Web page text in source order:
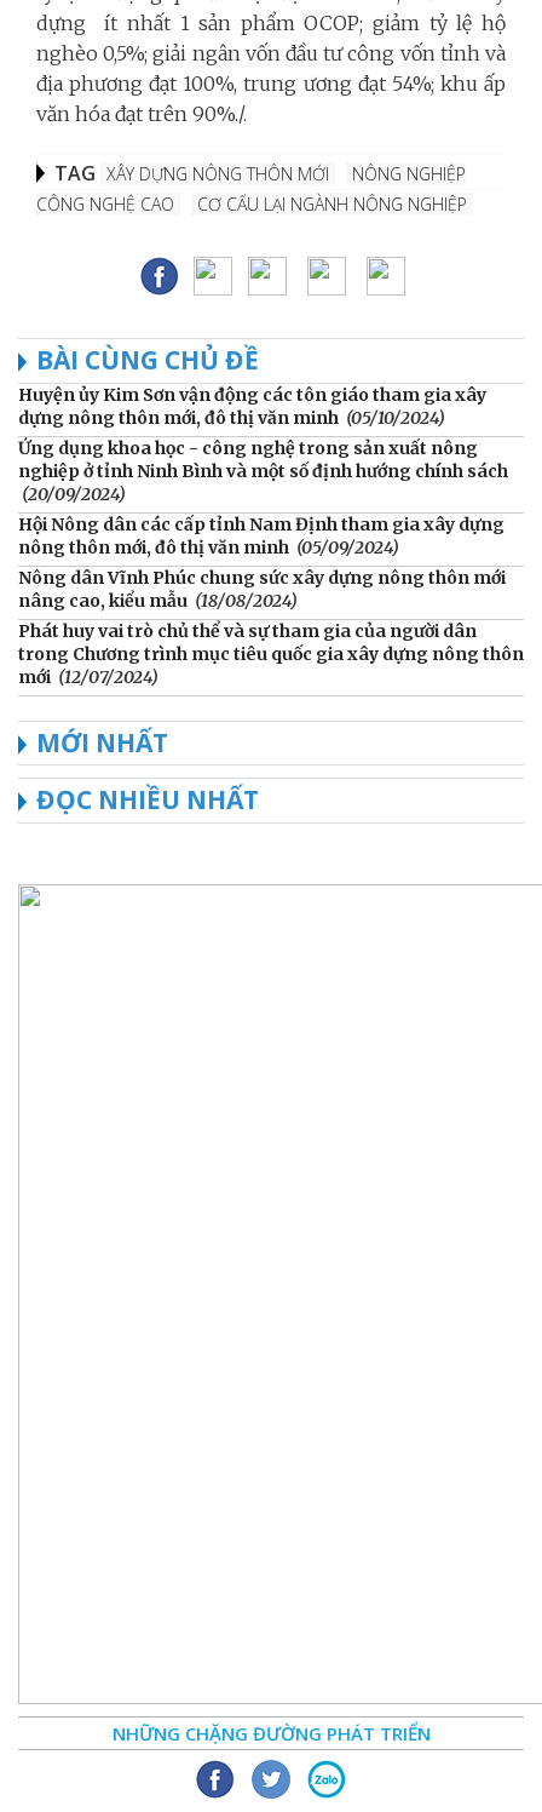
dựng ít nhất 1 sản phẩm OCOP; giảm tỷ lệ hộ
nghèo 0,5%; giải ngân vốn đầu tư công vốn tỉnh và
địa phương đạt 100%, trung ương đạt 54%; khu ấp
văn hóa đạt trên 90%./.
TAG XÂY DỰNG NÔNG THÔN MỚI
NÔNG NGHIỆP
CÔNG NGHỆ CAO
CƠ CẤU LẠI NGÀNH NÔNG NGHIỆP
BÀI CÙNG CHỦ ĐỀ
Huyện ủy Kim Sơn vận động các tôn giáo tham gia xây
dựng nông thôn mới, đô thị văn minh (05/10/2024)
Ứng dụng khoa học - công nghệ trong sản xuất nông
nghiệp ở tỉnh Ninh Bình và một số định hướng chính sách
(20/09/2024)
Hội Nông dân các cấp tỉnh Nam Định tham gia xây dựng
nông thôn mới, đô thị văn minh (05/09/2024)
Nông dân Vĩnh Phúc chung sức xây dựng nông thôn mới
nâng cao, kiểu mẫu (18/08/2024)
Phát huy vai trò chủ thể và sự tham gia của người dân
trong Chương trình mục tiêu quốc gia xây dựng nông thôn
mới (12/07/2024)
MỚI NHẤT
ĐỌC NHIỀU NHẤT
NHỮNG CHẶNG ĐƯỜNG PHÁT TRIỂN